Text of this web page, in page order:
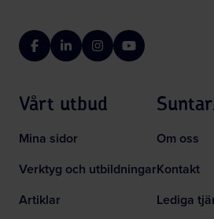
FacebookLinkedInInstagramYouTube
Vårt utbud
Mina sidor
Verktyg och utbildningar
Artiklar
Om oss
Kontakt
Lediga